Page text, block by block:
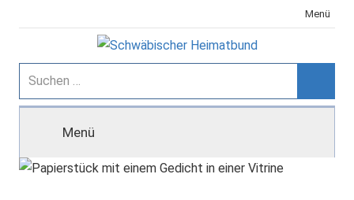
Inhalt
Menü
Schwäbischer
Heimatbund
Suchen
nach:
Menü